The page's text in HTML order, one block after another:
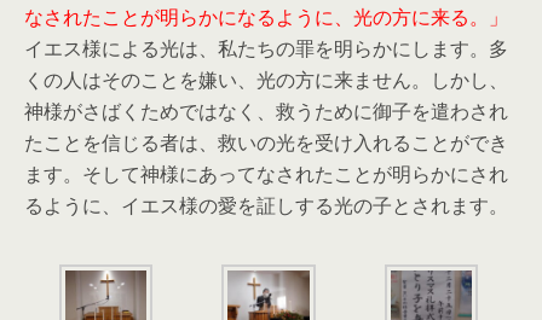
なされたことが明らかになるように、光の方に来る。」
イエス様による光は、私たちの罪を明らかにします。多
くの人はそのことを嫌い、光の方に来ません。しかし、
神様がさばくためではなく、救うために御子を遣わされ
たことを信じる者は、救いの光を受け入れることができ
ます。そして神様にあってなされたことが明らかにされ
るように、イエス様の愛を証しする光の子とされます。